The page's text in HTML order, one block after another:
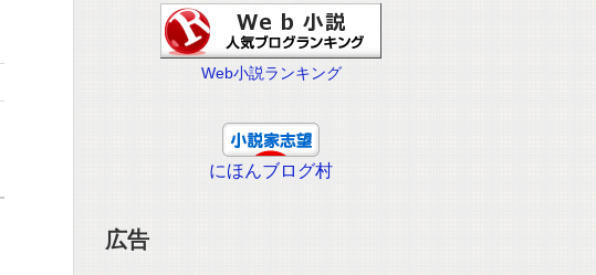
Web小説ランキング
にほんブログ村
広告